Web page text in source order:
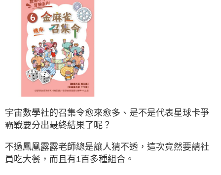
宇宙數學社的召集令愈來愈多、是不是代表星球卡爭
霸戰要分出最終結果了呢？
不過鳳凰露露老師總是讓人猜不透，這次竟然要請社
員吃大餐，而且有1百多種組合。